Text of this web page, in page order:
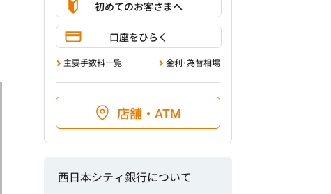
初めてのお客さまへ
口座をひらく
主要手数料一覧 金利･為替相場
店舗・ATM
西日本シティ銀行について